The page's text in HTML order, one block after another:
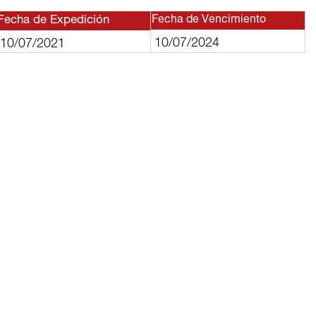
de Expedición
10/07/2021
Fecha de Vencimiento
10/07/2024